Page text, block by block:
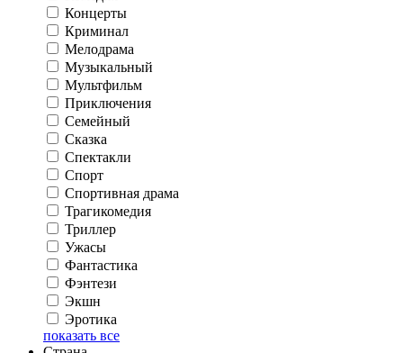
Концерты
Криминал
Мелодрама
Музыкальный
Мультфильм
Приключения
Семейный
Сказка
Спектакли
Спорт
Спортивная драма
Трагикомедия
Триллер
Ужасы
Фантастика
Фэнтези
Экшн
Эротика
показать все